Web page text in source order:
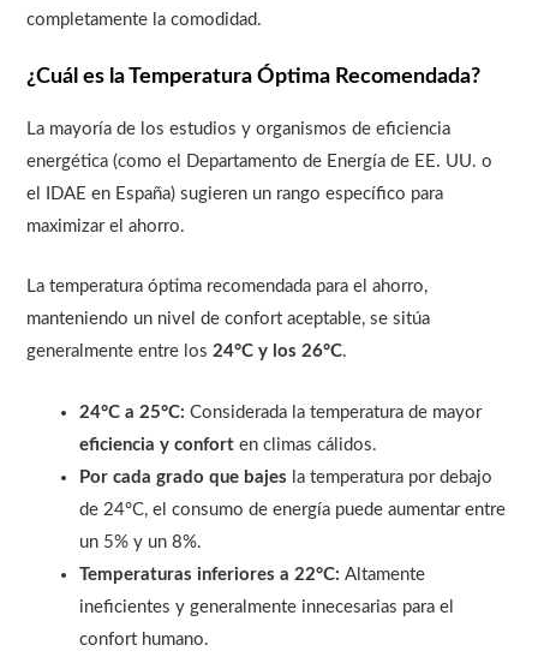
completamente la comodidad.
¿Cuál es la Temperatura Óptima Recomendada?
La mayoría de los estudios y organismos de eficiencia
energética (como el Departamento de Energía de EE. UU. o
el IDAE en España) sugieren un rango específico para
maximizar el ahorro.
La temperatura óptima recomendada para el ahorro,
manteniendo un nivel de confort aceptable, se sitúa
generalmente entre los24°C y los 26°C.
24°C a 25°C: Considerada la temperatura de mayor
eficiencia y confort en climas cálidos.
Por cada grado que bajes la temperatura por debajo
de 24°C, el consumo de energía puede aumentar entre
un 5% y un 8%.
Temperaturas inferiores a 22°C: Altamente
ineficientes y generalmente innecesarias para el
confort humano.